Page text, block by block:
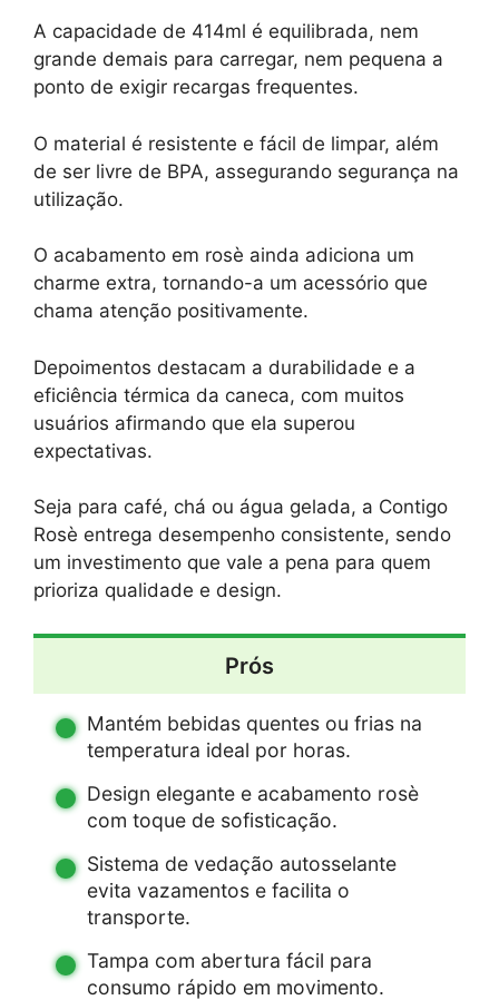
A capacidade de 414ml é equilibrada, nem
grande demais para carregar, nem pequena a
ponto de exigir recargas frequentes.
O material é resistente e fácil de limpar, além
de ser livre de BPA, assegurando segurança na
utilização.
O acabamento em rosè ainda adiciona um
charme extra, tornando-a um acessório que
chama atenção positivamente.
Depoimentos destacam a durabilidade e a
eficiência térmica da caneca, com muitos
usuários afirmando que ela superou
expectativas.
Seja para café, chá ou água gelada, a Contigo
Rosè entrega desempenho consistente, sendo
um investimento que vale a pena para quem
prioriza qualidade e design.
Prós
Mantém bebidas quentes ou frias na
temperatura ideal por horas.
Design elegante e acabamento rosè
com toque de sofisticação.
Sistema de vedação autosselante
evita vazamentos e facilita o
transporte.
Tampa com abertura fácil para
consumo rápido em movimento.